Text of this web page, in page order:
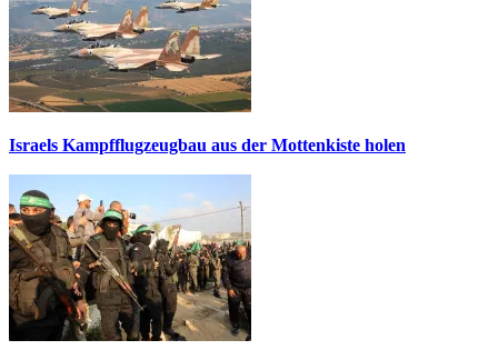
Israels Kampfflugzeugbau aus der Mottenkiste holen